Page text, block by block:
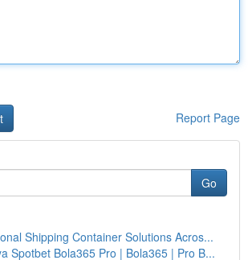
Report Page
Go
Shipping Container Solutions Acros...
Spotbet Bola365 Pro | Bola365 | Pro B...